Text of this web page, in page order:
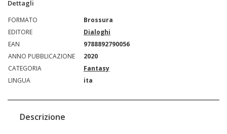
Dettagli
FORMATO
Brossura
EDITORE
Dialoghi
EAN
9788892790056
ANNO PUBBLICAZIONE
2020
CATEGORIA
Fantasy
LINGUA
ita
Descrizione